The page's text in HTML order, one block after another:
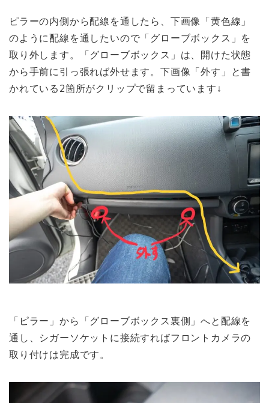
ピラーの内側から配線を通したら、下画像「黄色線 」
のように配線を通したいので「グローブボックス 」を
取り外します。「グローブボックス」は、開けた状態
から手前に引っ張れば外せます。下画像「外す 」と書
かれている2箇所がクリップで留まっています↓
「 ピラー 」から「グローブボックス裏側 」へと配線を
通し、シガーソケットに接続すればフロントカメラの
取り付けは完成です。